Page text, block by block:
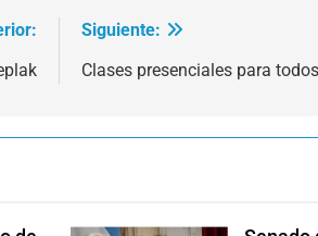
Siguiente:
Clases presenciales para